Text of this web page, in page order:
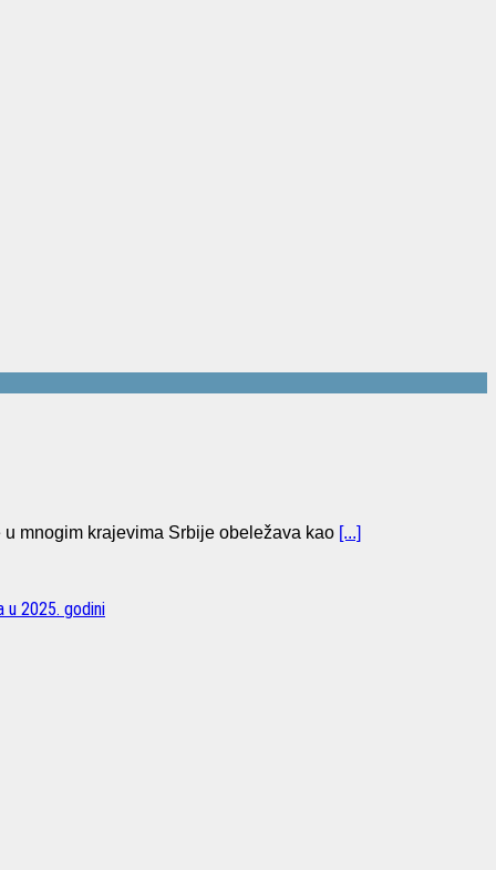
mnogim krajevima Srbije obeležava kao [...]
u 2025. godini